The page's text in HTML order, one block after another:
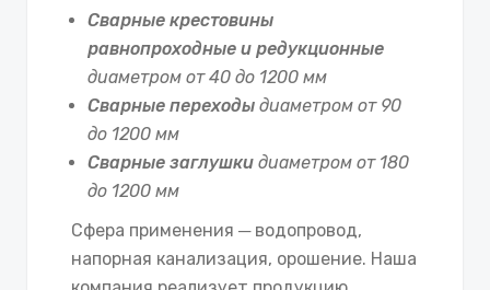
Сварные крестовины
равнопроходные и редукционные
диаметром от 40 до 1200 мм
Сварные переходы диаметром от 90
до 1200 мм
Сварные заглушки диаметром от 180
до 1200 мм
Сфера применения ─ водопровод,
напорная канализация, орошение. Наша